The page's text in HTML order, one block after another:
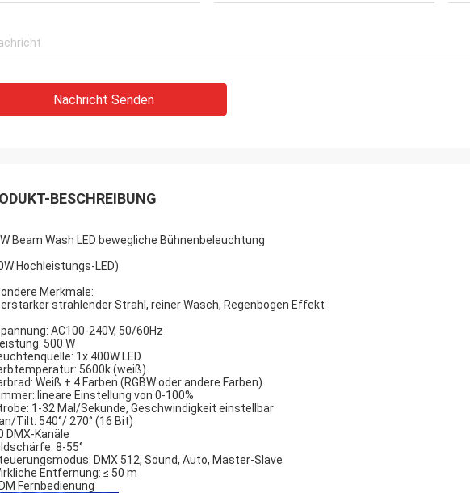
Nachricht Senden
BESCHREIBUNG
Beam Wash LED bewegliche Bühnenbeleuchtung
Hochleistungs-LED)
Merkmale:
strahlender Strahl, reiner Wasch, Regenbogen Effekt
AC100-240V, 50/60Hz
500 W
1x 400W LED
5600k (weiß)
Weiß + 4 Farben (RGBW oder andere Farben)
lineare Einstellung von 0-100%
1-32 Mal/Sekunde, Geschwindigkeit einstellbar
Tilt: 540°/ 270° (16 Bit)
DMX-Kanäle
8-55°
DMX 512, Sound, Auto, Master-Slave
Entfernung: ≤ 50 m
Fernbedienung